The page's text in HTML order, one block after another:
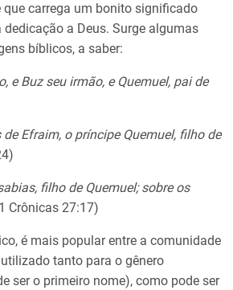
que carrega um bonito significado
dedicação a Deus. Surge algumas
bíblicos, a saber:
e Buz seu irmão, e Quemuel, pai de
Efraim, o príncipe Quemuel, filho de
filho de Quemuel; sobre os
Crônicas 27:17)
é mais popular entre a comunidade
tanto para o gênero
ser o primeiro nome), como pode ser